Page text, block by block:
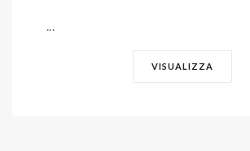
...
VISUALIZZA